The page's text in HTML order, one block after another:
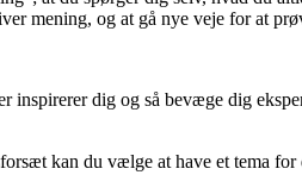
mening, og at gå nye veje for at
dig og så bevæge dig
kan du vælge at have et tema